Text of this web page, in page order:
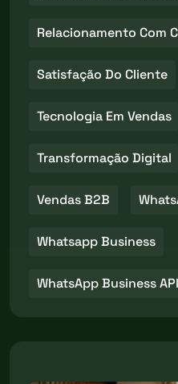
Relacionamento Com
Satisfação Do Cliente
Tecnologia Em Vendas
Transformação Digital
Vendas B2B
Whatsapp Business
WhatsApp Business API